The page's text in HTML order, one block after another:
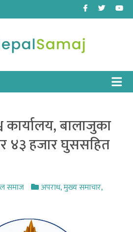
Facebook
Twitter
कार्यालय, बालाजुका
४३ हजार घुससहित
समाज अपराध,मुख्य समाचार,